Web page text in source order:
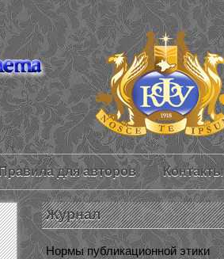
Правила для авторов Контакты
Журнал
Нормы публикационной этики